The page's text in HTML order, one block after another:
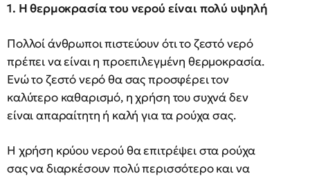
1. Η θερμοκρασία του νερού είναι πολύ υψηλή
Πολλοί άνθρωποι πιστεύουν ότι το ζεστό νερό
πρέπει να είναι η προεπιλεγμένη θερμοκρασία.
Ενώ το ζεστό νερό θα σας προσφέρει τον
καλύτερο καθαρισμό, η χρήση του συχνά δεν
είναι απαραίτητη ή καλή για τα ρούχα σας.
Η χρήση κρύου νερού θα επιτρέψει στα ρούχα
σας να διαρκέσουν πολύ περισσότερο και να